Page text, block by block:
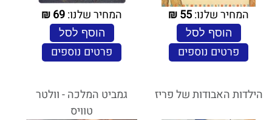
המחיר שלנו:55
₪
הוסף לסל
פרטים נוספים
המחיר שלנו:69
₪
הוסף לסל
פרטים נוספים
הילדות האבודות של פריז
גמביט המלכה - וולטר
טוויס